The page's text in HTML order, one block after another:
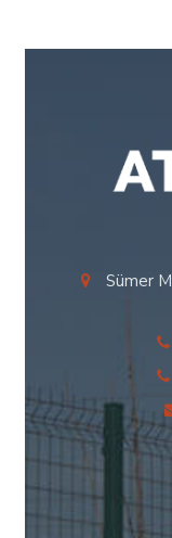
Sümer